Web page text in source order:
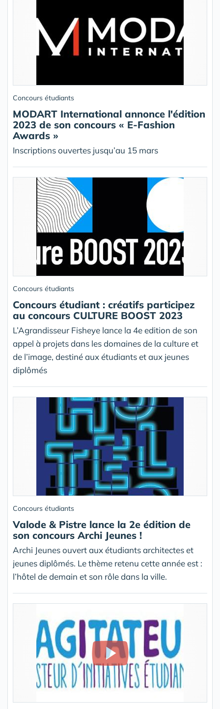
Concours étudiants
MODART International annonce l'édition
2023 de son concours « E-Fashion
Awards »
Inscriptions ouvertes jusqu’au 15 mars
Concours étudiants
Concours étudiant : créatifs participez
au concours CULTURE BOOST 2023
L’Agrandisseur Fisheye lance la 4e edition de son
appel à projets dans les domaines de la culture et
de l’image, destiné aux étudiants et aux jeunes
diplômés
Concours étudiants
Valode & Pistre lance la 2e édition de
son concours Archi Jeunes !
Archi Jeunes ouvert aux étudiants architectes et
jeunes diplômés. Le thème retenu cette année est :
l’hôtel de demain et son rôle dans la ville.